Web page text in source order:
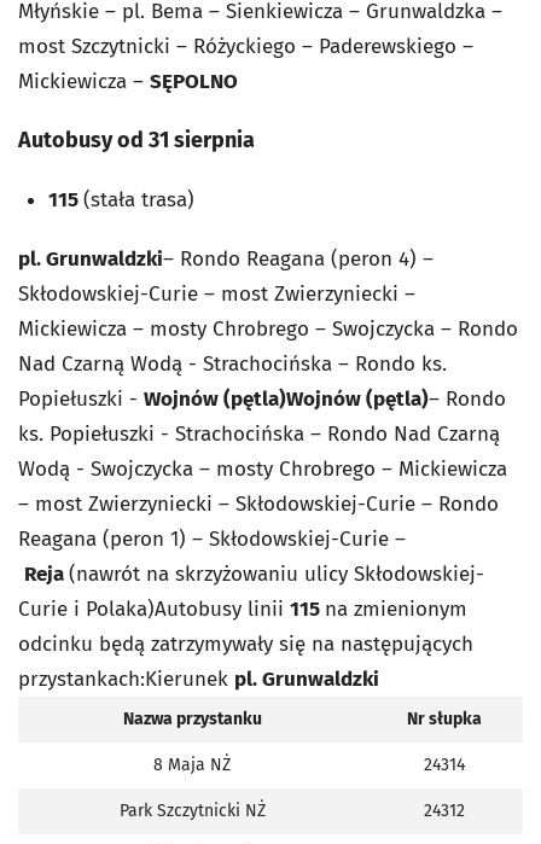
Młyńskie – pl. Bema – Sienkiewicza – Grunwaldzka –
most Szczytnicki – Różyckiego – Paderewskiego –
Mickiewicza – SĘPOLNO
Autobusy od 31 sierpnia
115(stała trasa)
pl. Grunwaldzki– Rondo Reagana (peron 4) –
Skłodowskiej-Curie – most Zwierzyniecki –
Mickiewicza – mosty Chrobrego – Swojczycka – Rondo
Nad Czarną Wodą - Strachocińska – Rondo ks.
Popiełuszki - Wojnów (pętla)Wojnów (pętla)– Rondo
ks. Popiełuszki - Strachocińska – Rondo Nad Czarną
Wodą - Swojczycka – mosty Chrobrego – Mickiewicza
– most Zwierzyniecki – Skłodowskiej-Curie – Rondo
Reagana (peron 1) – Skłodowskiej-Curie –
Reja(nawrót na skrzyżowaniu ulicy Skłodowskiej-
Curie i Polaka)Autobusy linii 115 na zmienionym
odcinku będą zatrzymywały się na następujących
przystankach:Kierunek pl. Grunwaldzki
Nazwa przystanku Nr słupka
8 Maja NŻ 24314
Park Szczytnicki NŻ 24312